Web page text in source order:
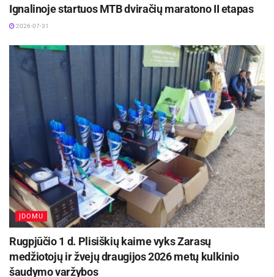
pradininkė Lietuvoje, trenerė, Lietuvos
povandeninio sporto federacijos viceprezidentė
Virginija Juodeikienė.
Iš viso Pasaulinio sportinio nardymo čempionate
ir Pasaulio taurės varžybose grumsis 86
sportininkai. Tam tikrose rungtyse jie sudarys ir
komandas nuo dviejų iki aštuonių narių.
Ignalinoje startuos MTB dviračių maratono II etapas
2026-07-31
ĮDOMU
Rugpjūčio 1 d. Plisiškių kaime vyks Zarasų
medžiotojų ir žvejų draugijos 2026 metų kulkinio
šaudymo varžybos